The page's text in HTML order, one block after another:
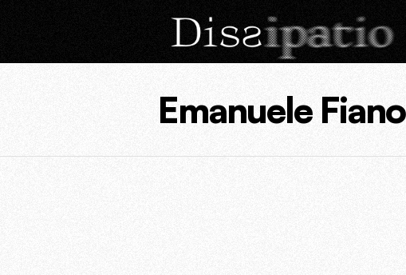
Emanuele Fiano